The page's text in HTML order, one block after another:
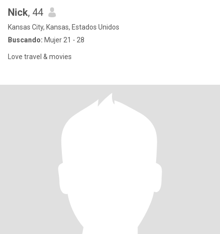
Nick, 44
Kansas City, Kansas, Estados Unidos
Buscando: Mujer 21 - 28
Love travel & movies